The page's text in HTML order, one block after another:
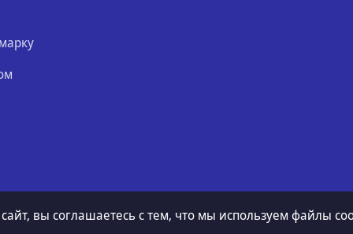
сайт, вы соглашаетесь с тем, что мы используем файлы